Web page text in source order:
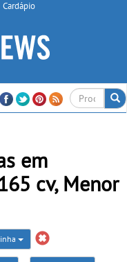
Cardápio
em
cv, Menor